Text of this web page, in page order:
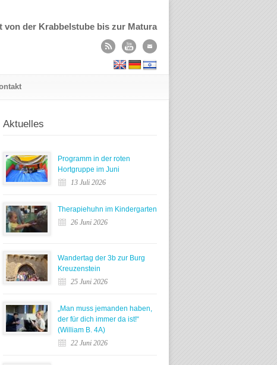
der Krabbelstube bis zur Matura
Aktuelles
Programm in der roten
Hortgruppe im Juni
13 Juli 2026
Therapiehuhn im Kindergarten
26 Juni 2026
Wandertag der 3b zur Burg
Kreuzenstein
25 Juni 2026
„Man muss jemanden haben,
der für dich immer da ist!“
(William B. 4A)
22 Juni 2026